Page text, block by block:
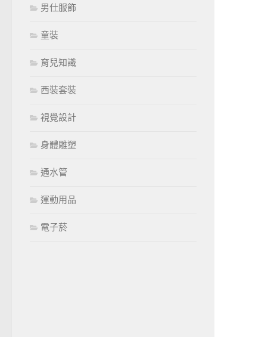
男仕服飾
童裝
育兒知識
西裝套裝
視覺設計
身體雕塑
通水管
運動用品
電子菸